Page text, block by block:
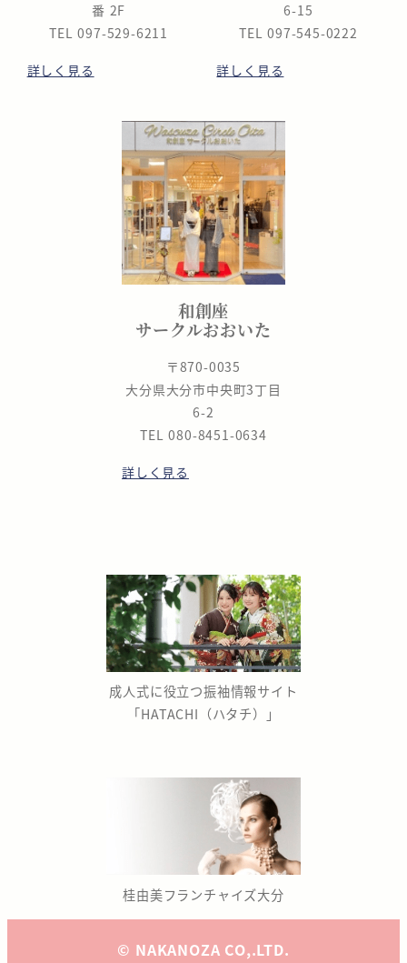
番 2F
TEL 097-529-6211
詳しく見る
6-15
TEL 097-545-0222
詳しく見る
和創座
サークルおおいた
〒870-0035
大分県大分市中央町3丁目
6-2
TEL 080-8451-0634
詳しく見る
成人式に役立つ振袖情報サイト
「HATACHI（ハタチ）」
桂由美フランチャイズ大分
© NAKANOZA CO,.LTD.